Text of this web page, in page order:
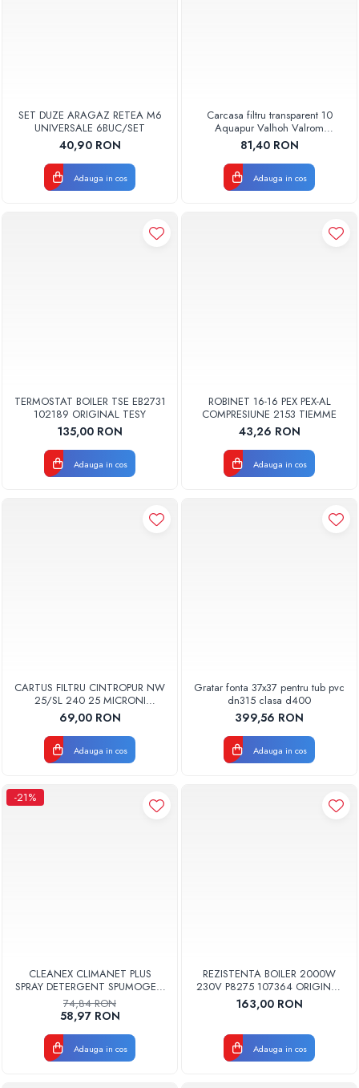
SET DUZE ARAGAZ RETEA M6
UNIVERSALE 6BUC/SET
40,90 RON
Adauga in cos
Carcasa filtru transparent 10
Aquapur Valhoh Valrom
AQUA00110001032
81,40 RON
Adauga in cos
TERMOSTAT BOILER TSE EB2731
102189 ORIGINAL TESY
135,00 RON
Adauga in cos
ROBINET 16-16 PEX PEX-AL
COMPRESIUNE 2153 TIEMME
43,26 RON
Adauga in cos
CARTUS FILTRU CINTROPUR NW
25/SL 240 25 MICRONI
MANSOANE FILTRARE SET 5BUC
69,00 RON
Adauga in cos
Gratar fonta 37x37 pentru tub pvc
dn315 clasa d400
399,56 RON
Adauga in cos
-21%
CLEANEX CLIMANET PLUS
SPRAY DETERGENT SPUMOGEN
PENTRU CURATAREA
APARATELOR DE AER
CONDITIONAT
CLINETPLUS0600
74,84 RON
58,97 RON
Adauga in cos
REZISTENTA BOILER 2000W
230V P8275 107364 ORIGINAL
TESY
163,00 RON
Adauga in cos